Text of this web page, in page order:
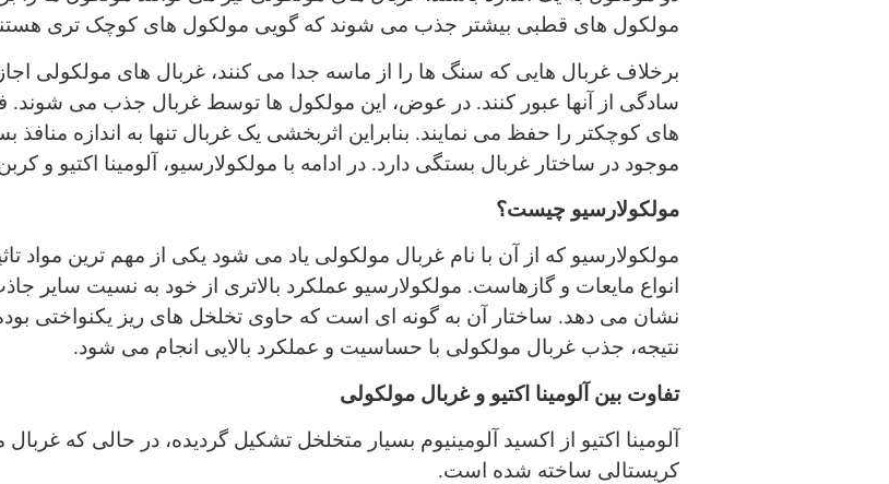
مولکول های قطبی بیشتر جذب می شوند که گویی مولکول های کوچک تری
برخلاف غربال هایی که سنگ ها را از ماسه جدا می کنند، غربال های مولکولی
سادگی از آنها عبور کنند. در عوض، این مولکول ها توسط غربال جذب می شوند.
های کوچکتر را حفظ می نمایند. بنابراین اثربخشی یک غربال تنها به اندازه
موجود در ساختار غربال بستگی دارد. در ادامه با مولکولارسیو، آلومینا اکتیو و
مولکولارسیو چیست؟
مولکولارسیو که از آن با نام غربال مولکولی یاد می شود یکی از مهم ترین مواد
انواع مایعات و گازهاست. مولکولارسیو عملکرد بالاتری از خود به نسیت سایر
نشان می دهد. ساختار آن به گونه ای است که حاوی تخلخل های ریز یکنواختی
نتیجه، جذب غربال مولکولی با حساسیت و عملکرد بالایی انجام می شود.
تفاوت بین آلومینا اکتیو و غربال مولکولی
آلومینا اکتیو از اکسید آلومینیوم بسیار متخلخل تشکیل گردیده، در حالی که
کریستالی ساخته شده است.